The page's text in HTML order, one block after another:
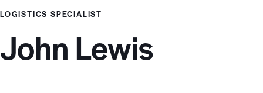
LOGISTICS SPECIALIST
John Lewis